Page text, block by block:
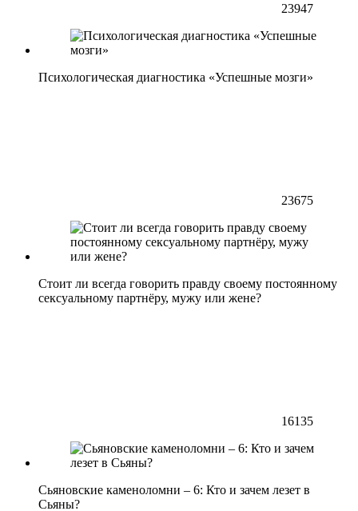
23947
Психологическая диагностика «Успешные мозги»
23675
Стоит ли всегда говорить правду своему постоянному
сексуальному партнёру, мужу или жене?
16135
Сьяновские каменоломни – 6: Кто и зачем лезет в
Сьяны?